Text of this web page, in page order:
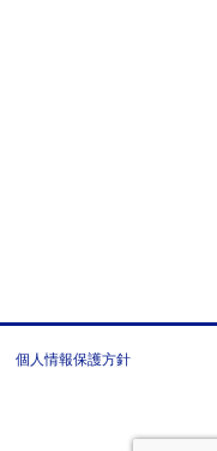
個人情報保護方針